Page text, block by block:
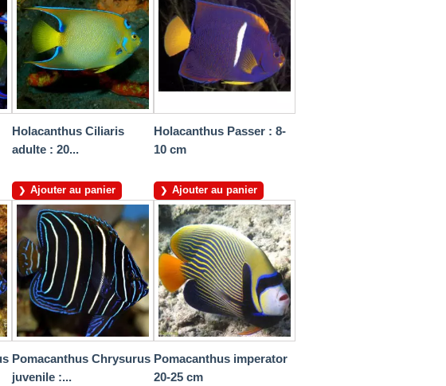
Holacanthus Ciliaris
adulte : 20...
Ajouter au panier
Holacanthus Passer : 8-
10 cm
Ajouter au panier
Pomacanthus Chrysurus
juvenile :...
Pomacanthus imperator
20-25 cm